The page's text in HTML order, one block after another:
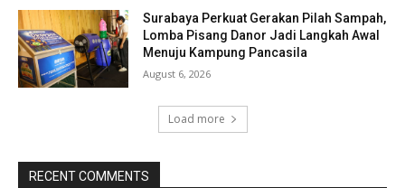
Surabaya Perkuat Gerakan Pilah Sampah,
Lomba Pisang Danor Jadi Langkah Awal
Menuju Kampung Pancasila
August 6, 2026
Load more
RECENT COMMENTS